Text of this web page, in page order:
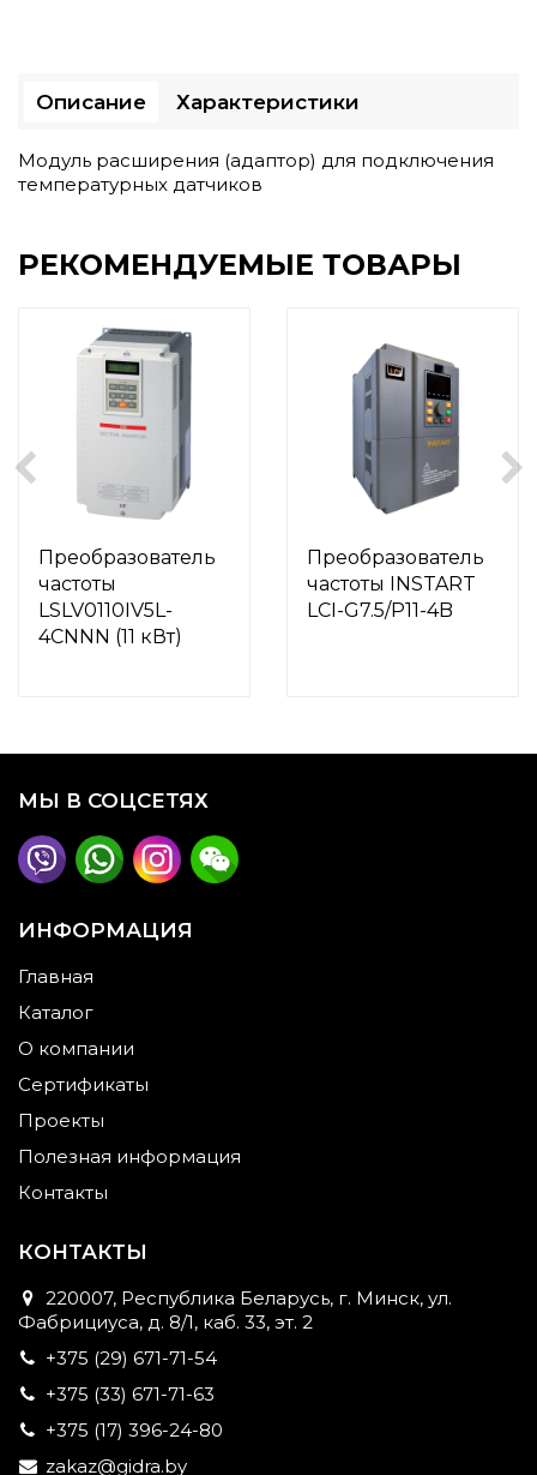
Описание Характеристики
Модуль расширения (адаптор) для подключения
температурных датчиков
РЕКОМЕНДУЕМЫЕ ТОВАРЫ
Преобразователь
частоты
LSLV0110IV5L-
4CNNN (11 кВт)
Преобразователь
частоты INSTART
LCI-G7.5/P11-4B
МЫ В СОЦСЕТЯХ
ИНФОРМАЦИЯ
Главная
Каталог
О компании
Сертификаты
Проекты
Полезная информация
Контакты
КОНТАКТЫ
220007, Республика Беларусь, г. Минск, ул.
Фабрициуса, д. 8/1, каб. 33, эт. 2
+375 (29) 671-71-54
+375 (33) 671-71-63
+375 (17) 396-24-80
zakaz@gidra.by